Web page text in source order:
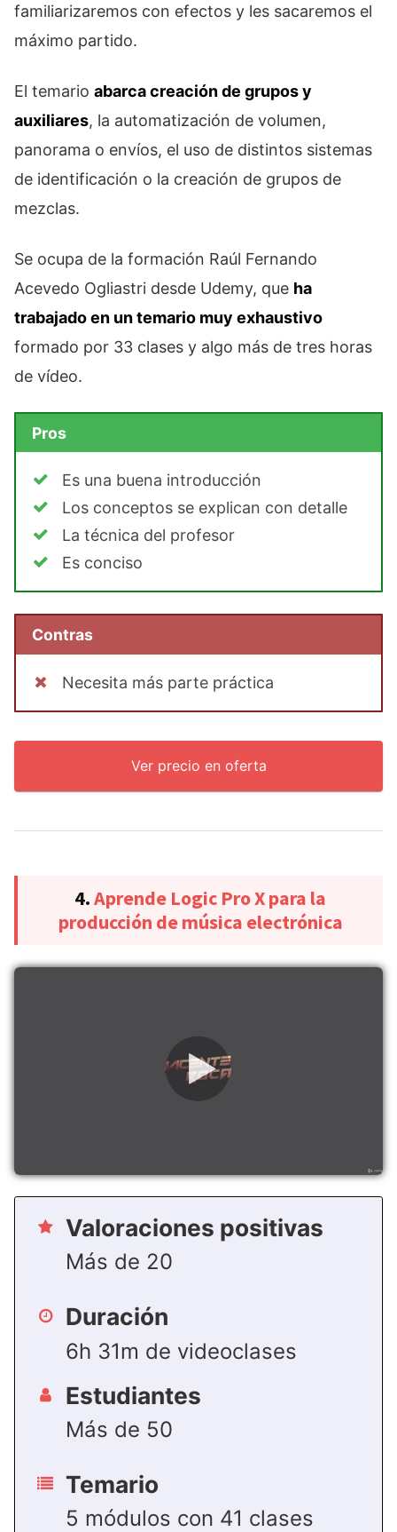
familiarizaremos con efectos y les sacaremos el
máximo partido.
El temario abarca creación de grupos y
auxiliares, la automatización de volumen,
panorama o envíos, el uso de distintos sistemas
de identificación o la creación de grupos de
mezclas.
Se ocupa de la formación Raúl Fernando
Acevedo Ogliastri desde Udemy, que ha
trabajado en un temario muy exhaustivo
formado por 33 clases y algo más de tres horas
de vídeo.
Pros
Es una buena introducción
Los conceptos se explican con detalle
La técnica del profesor
Es conciso
Contras
Necesita más parte práctica
Ver precio en oferta
4.Aprende Logic Pro X para la
producción de música electrónica
Valoraciones positivas
Más de 20
Duración
6h 31m de videoclases
Estudiantes
Más de 50
Temario
5 módulos con 41 clases